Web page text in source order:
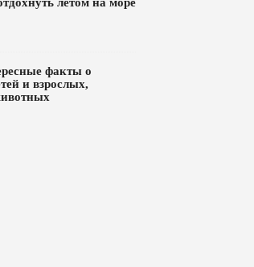
факты о
и взрослых,